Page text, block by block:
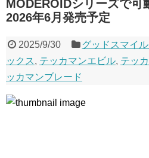
MODEROIDシリーズで可
2026年6月発売予定
2025/9/30 グッドスマイ
ックス, テッカマンエビル, テッ
ッカマンブレード